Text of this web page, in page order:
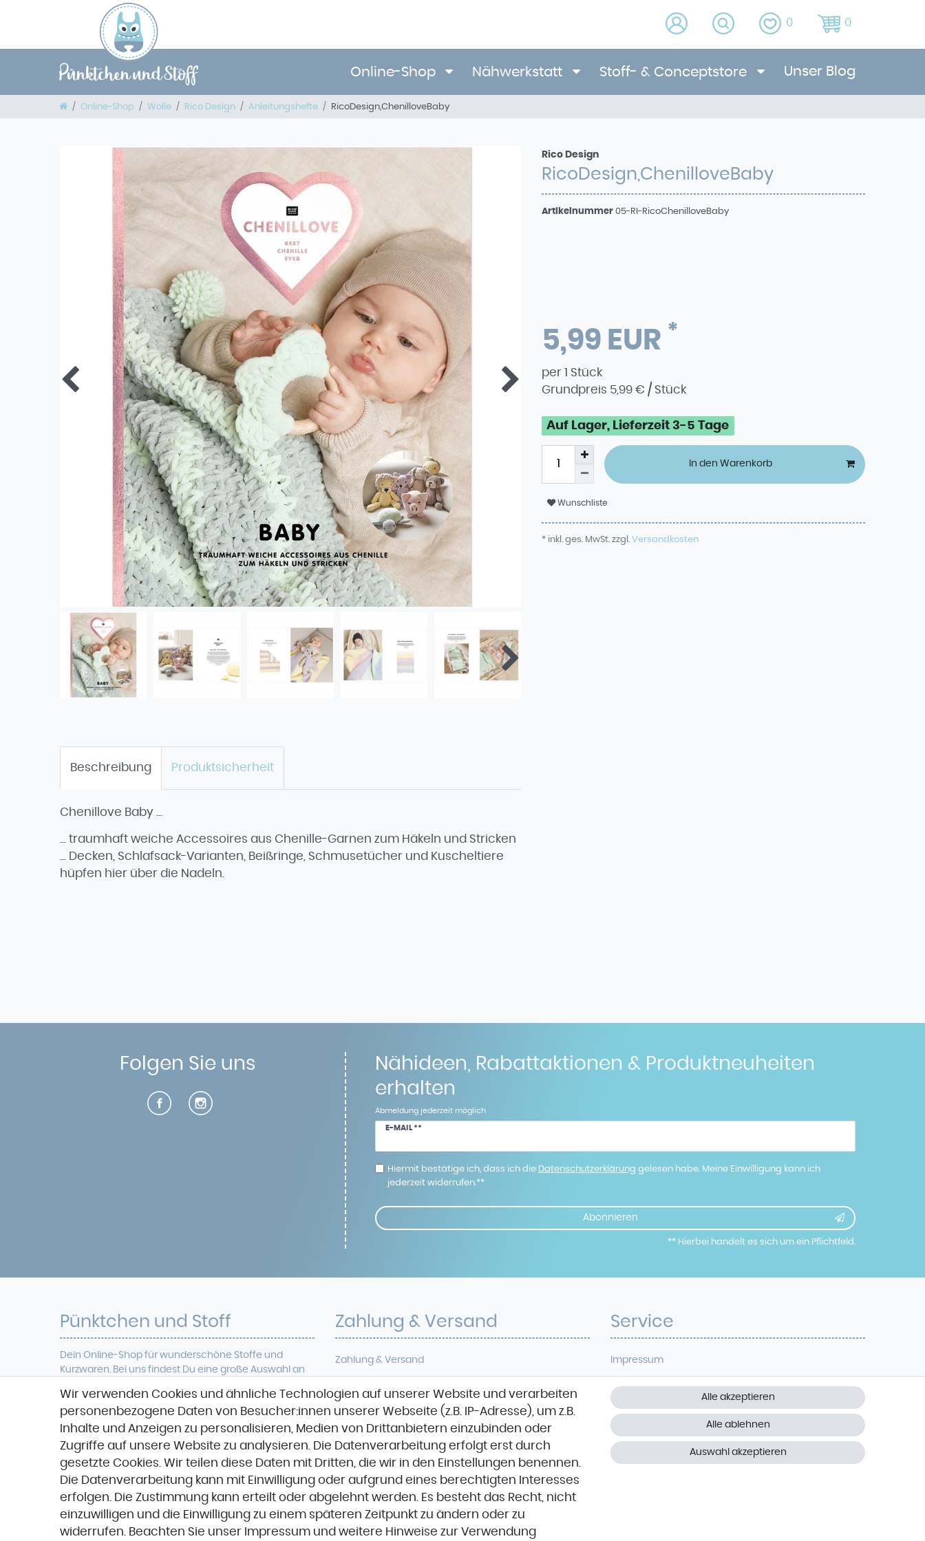
0 0
Online-Shop Nähwerkstatt Stoff- & Conceptstore Unser Blog
Online-Shop Wolle Rico Design Anleitungshefte RicoDesign,ChenilloveBaby
Rico Design
RicoDesign,ChenilloveBaby
Artikelnummer 05-RI-RicoChenilloveBaby
5,99 EUR *
per
Stück
Grundpreis 5,99 € / Stück
Auf Lager, Lieferzeit 3-5 Tage
In den Warenkorb
Wunschliste
* inkl. ges. MwSt. zzgl. Versandkosten
Beschreibung Produktsicherheit
Chenillove Baby ...
... traumhaft weiche Accessoires aus Chenille-Garnen zum Häkeln und Stricken
... Decken, Schlafsack-Varianten, Beißringe, Schmusetücher und Kuscheltiere
hüpfen hier über die Nadeln.
Folgen Sie uns
Nähideen, Rabattaktionen & Produktneuheiten
erhalten
Abmeldung jederzeit möglich
E-MAIL **
Newsletter
Hiermit bestätige ich, dass ich die Daten­schutz­erklärung gelesen habe. Meine Einwilligung kann ich
jederzeit widerrufen.**
Abonnieren
** Hierbei handelt es sich um ein Pflichtfeld.
Pünktchen und Stoff
Dein Online-Shop für wunderschöne Stoffe und
Kurzwaren. Bei uns findest Du eine große Auswahl an
wie Viskose, Jersey, Cord, French Terry, Baumwolle ,
Softshell, Denim, Jacquard, Veganes Leder uvm.
Zudem führen wir eine große Anzahl verschieden
Designer-Stoffe und Marken wie Hamburger Liebe,
Stenzo,
Stoffspektakel oder Glünz.
Zahlung & Versand
Zahlung & Versand
VORKASSE
Service
Impressum
Datenschutz
Widerrufsrecht
AGB
Kontakt
Wir verwenden Cookies und ähnliche Technologien auf unserer Website und verarbeiten
personenbezogene Daten von Besucher:innen unserer Webseite (z.B. IP-Adresse), um z.B.
Inhalte und Anzeigen zu personalisieren, Medien von Drittanbietern einzubinden oder
Zugriffe auf unsere Website zu analysieren. Die Datenverarbeitung erfolgt erst durch
gesetzte Cookies. Wir teilen diese Daten mit Dritten, die wir in den Einstellungen benennen.
Die Datenverarbeitung kann mit Einwilligung oder aufgrund eines berechtigten Interesses
erfolgen. Die Zustimmung kann erteilt oder abgelehnt werden. Es besteht das Recht, nicht
einzuwilligen und die Einwilligung zu einem späteren Zeitpunkt zu ändern oder zu
widerrufen. Beachten Sie unser Impressum und weitere Hinweise zur Verwendung
Alle akzeptieren
Alle ablehnen
Auswahl akzeptieren